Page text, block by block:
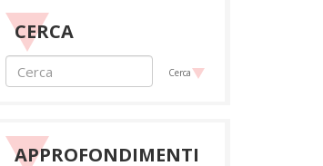
CERCA
Cerca
APPROFONDIMENTI